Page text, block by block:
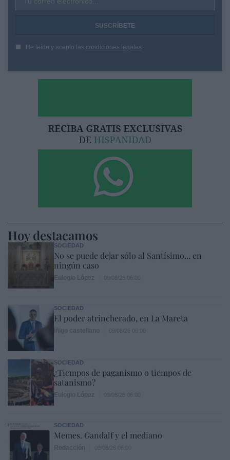
He leído y acepto las condiciones legales
Hoy destacamos
SOCIEDAD
No se puede dejar sólo al Santísimo... en
ningún caso
SOCIEDAD
El poder atrincherado, en La Mareta
SOCIEDAD
¿Tiempos de paganismo o tiempos de
satanismo?
SOCIEDAD
Memes. Gandalf y el mediano